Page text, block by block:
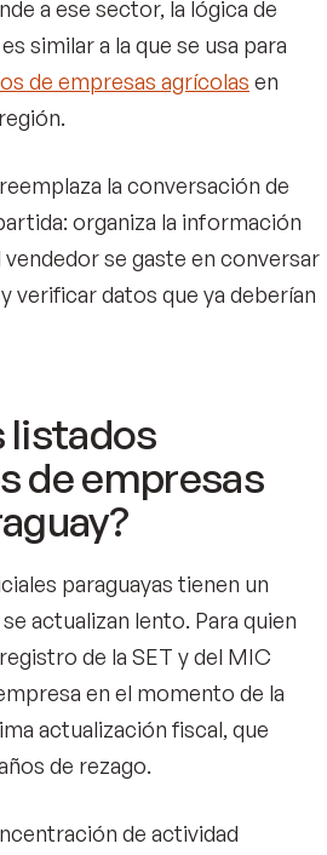
a ese sector, la lógica de
similar a la que se usa para
de empresas agrícolas en
la conversación de
organiza la información
se gaste en conversar
verificar datos que ya deberían
listados
de empresas
paraguayas tienen un
actualizan lento. Para quien
de la SET y del MIC
en el momento de la
actualización fiscal, que
de rezago.
de actividad